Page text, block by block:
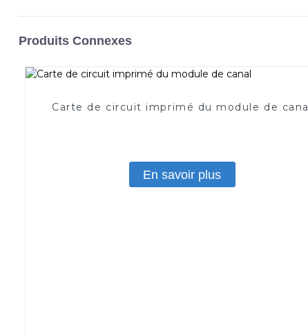
Produits Connexes
Carte de circuit imprimé du module de canal
En savoir plus